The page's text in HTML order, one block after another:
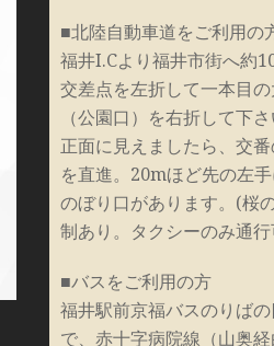
■北陸自動車道をご利用の
福井I.Cより福井市街へ約
交差点を左折して一本目
（公園口）を右折して下
正面に見えましたら、交
を直進。20mほど先の左
のぼり口があります。(桜
制あり。タクシーのみ通
■バスをご利用の方
福井駅前京福バスのりば
で、赤十字病院線（山奥